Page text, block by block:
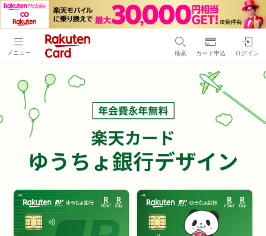
メニュー 検索 カード申込 ログイン